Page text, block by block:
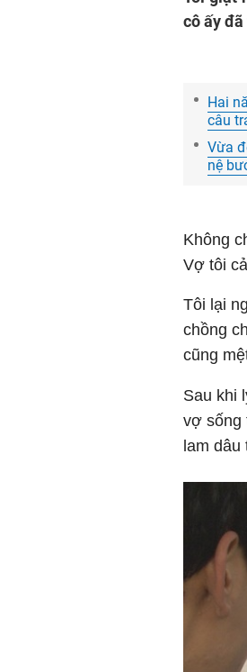
cô ấy
Hai
câu
Vừa
nệ
Không
Vợ tôi
Tôi lại
chồng
cũng
Sau khi
vợ sống
lam dâu